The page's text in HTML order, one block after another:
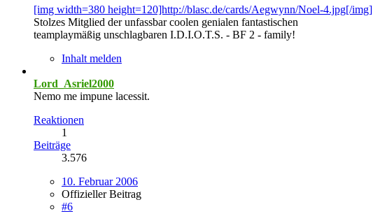
[img width=380 height=120]http://blasc.de/cards/Aegwynn/Noel-4.jpg[/img]
Stolzes Mitglied der unfassbar coolen genialen fantastischen
teamplaymäßig unschlagbaren I.D.I.O.T.S. - BF 2 - family!
Inhalt melden
Lord_Asriel2000
Nemo me impune lacessit.
Reaktionen
1
Beiträge
3.576
10. Februar 2006
Offizieller Beitrag
#6